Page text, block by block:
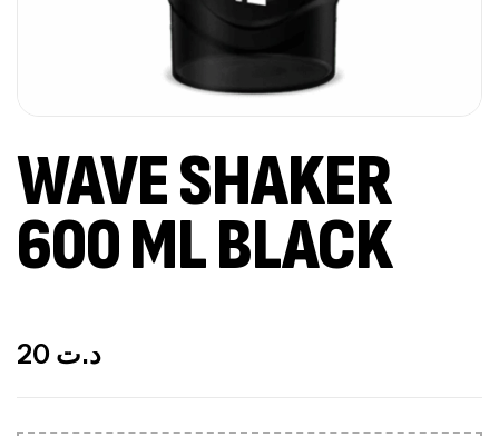
WAVE SHAKER
600 ML BLACK
د.ت